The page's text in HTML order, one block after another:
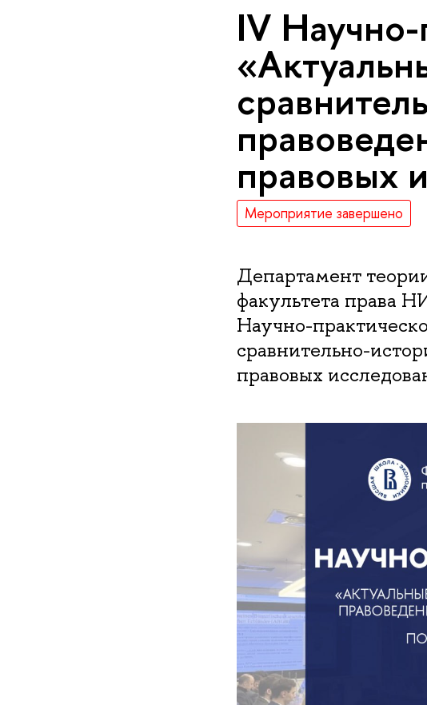
IV
правовых
Мероприятие завершено
Департамент
факультета права
Научно-
сравнительно-
правовых